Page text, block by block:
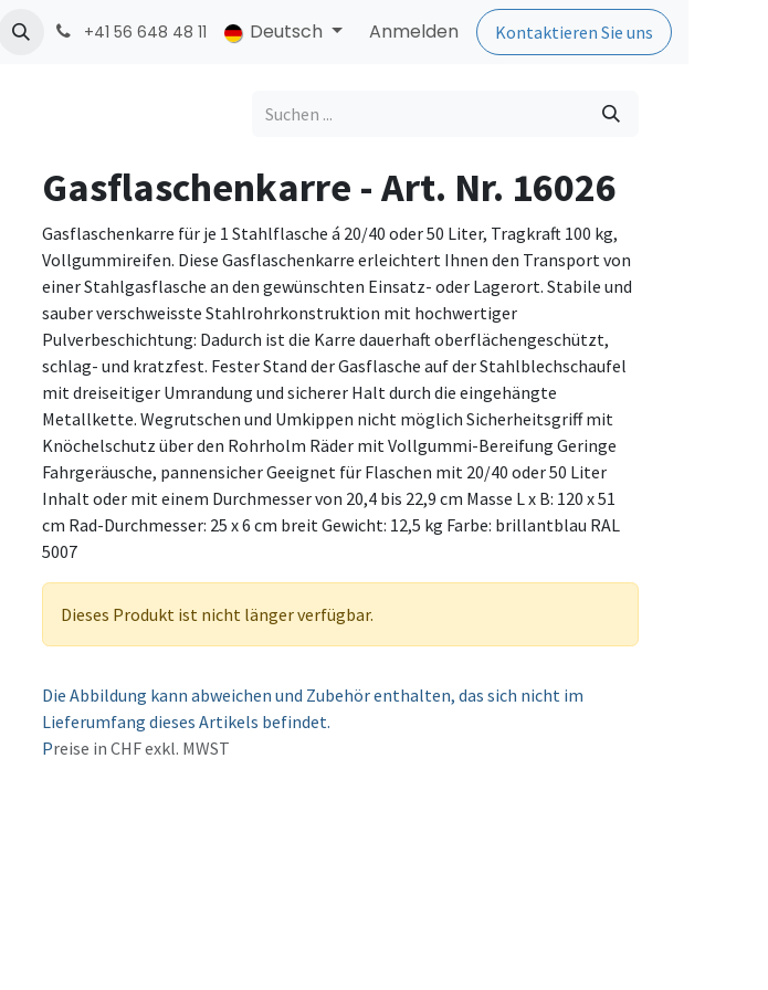
Kontakt +41 56 648 48 11 Deutsch Anmelden Kontaktieren Sie uns
Gasflaschenkarre - Art. Nr. 16026
Gasflaschenkarre für je 1 Stahlflasche á 20/40 oder 50 Liter, Tragkraft 100 kg,
Vollgummireifen. Diese Gasflaschenkarre erleichtert Ihnen den Transport von
einer Stahlgasflasche an den gewünschten Einsatz- oder Lagerort. Stabile und
sauber verschweisste Stahlrohrkonstruktion mit hochwertiger
Pulverbeschichtung: Dadurch ist die Karre dauerhaft oberflächengeschützt,
schlag- und kratzfest. Fester Stand der Gasflasche auf der Stahlblechschaufel
mit dreiseitiger Umrandung und sicherer Halt durch die eingehängte
Metallkette. Wegrutschen und Umkippen nicht möglich Sicherheitsgriff mit
Knöchelschutz über den Rohrholm Räder mit Vollgummi-Bereifung Geringe
Fahrgeräusche, pannensicher Geeignet für Flaschen mit 20/40 oder 50 Liter
Inhalt oder mit einem Durchmesser von 20,4 bis 22,9 cm Masse L x B: 120 x 51
cm Rad-Durchmesser: 25 x 6 cm breit Gewicht: 12,5 kg Farbe: brillantblau RAL
5007
Dieses Produkt ist nicht länger verfügbar.
Die Abbildung kann abweichen und Zubehör enthalten, das sich nicht im
Lieferumfang dieses Artikels befindet.
Preise in CHF exkl. MWST